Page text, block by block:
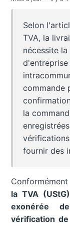
Selon
TVA, la
nécessite
commande
la
fournir des
Conformément
la TVA
exonérée
vérification